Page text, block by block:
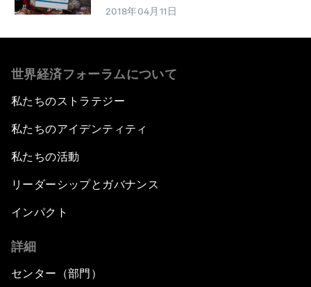
2018年04月11日
世界経済フォーラムについて
私たちのストラテジー
私たちのアイデンティティ
私たちの活動
リーダーシップとガバナンス
インパクト
詳細
センター（部門）